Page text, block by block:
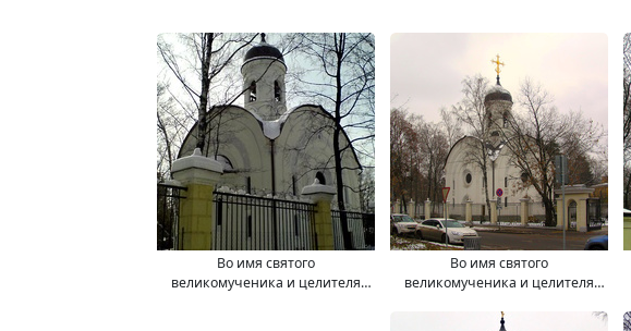
Во имя святого
великомученика и целителя
Во имя святого
великомученика и целителя